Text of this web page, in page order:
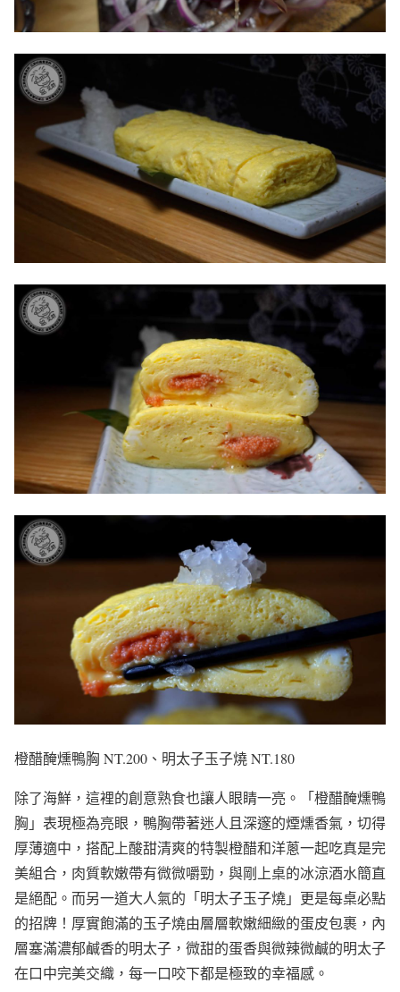
橙醋醃燻鴨胸 NT.200、明太子玉子燒 NT.180
除了海鮮，這裡的創意熟食也讓人眼睛一亮。「橙醋醃燻鴨
胸」表現極為亮眼，鴨胸帶著迷人且深邃的煙燻香氣，切得
厚薄適中，搭配上酸甜清爽的特製橙醋和洋蔥一起吃真是完
美組合，肉質軟嫩帶有微微嚼勁，與剛上桌的冰涼酒水簡直
是絕配。而另一道大人氣的「明太子玉子燒」更是每桌必點
的招牌！厚實飽滿的玉子燒由層層軟嫩細緻的蛋皮包裹，內
層塞滿濃郁鹹香的明太子，微甜的蛋香與微辣微鹹的明太子
在口中完美交織，每一口咬下都是極致的幸福感。